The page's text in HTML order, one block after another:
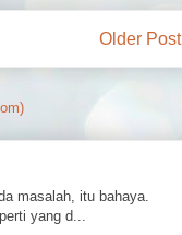
Older Post
masalah, itu bahaya.
yang d...